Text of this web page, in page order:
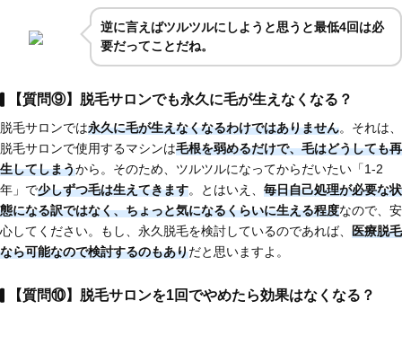
逆に言えばツルツルにしようと思うと最低4回は必
要だってことだね。
【質問⑨】脱毛サロンでも永久に毛が生えなくなる？
脱毛サロンでは永久に毛が生えなくなるわけではありません。それは、
脱毛サロンで使用するマシンは毛根を弱めるだけで、毛はどうしても再
生してしまうから。そのため、ツルツルになってからだいたい「1-2
年」で少しずつ毛は生えてきます。とはいえ、 毎日自己処理が必要な状
態になる訳ではなく、ちょっと気になるくらいに生える程度なので、安
心してください。もし、永久脱毛を検討しているのであれば、 医療脱毛
なら可能なので検討するのもありだと思いますよ。
【質問⑩】脱毛サロンを1回でやめたら効果はなくなる？